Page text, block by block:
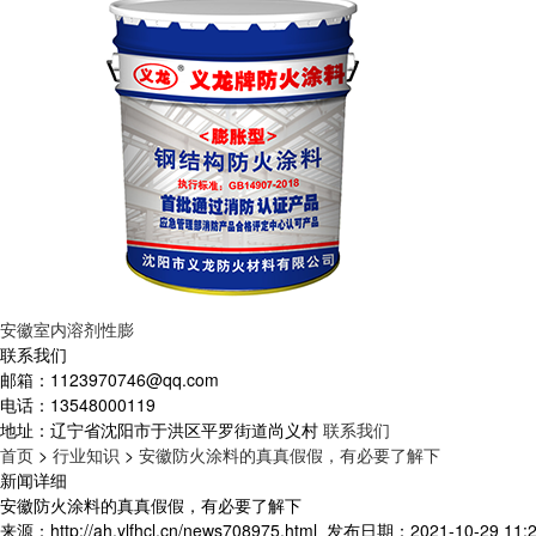
安徽室内溶剂性膨
联系我们
邮箱： 1123970746@qq.com
电话： 13548000119
地址： 辽宁省沈阳市于洪区平罗街道尚义村 联系我们
首页 > 行业知识 > 安徽防火涂料的真真假假，有必要了解下
新闻详细
安徽防火涂料的真真假假，有必要了解下
来源：http://ah.ylfhcl.cn/news708975.html 发布日期：2021-10-29